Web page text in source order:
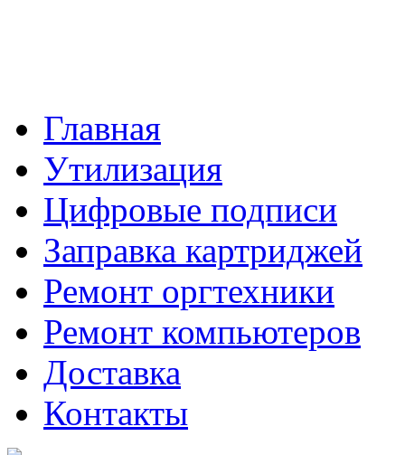
Главная
Утилизация
Цифровые подписи
Заправка картриджей
Ремонт оргтехники
Ремонт компьютеров
Доставка
Контакты